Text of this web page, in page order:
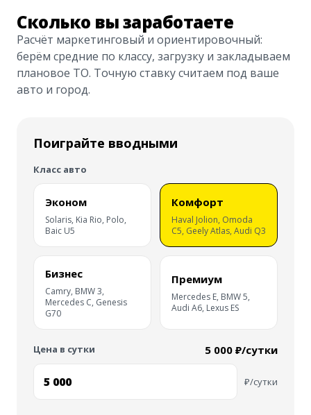
Сколько вы заработаете
Расчёт маркетинговый и ориентировочный:
берём средние по классу, загрузку и закладываем
плановое ТО. Точную ставку считаем под ваше
авто и город.
Поиграйте вводными
Класс авто
Эконом
Solaris, Kia Rio, Polo,
Baic U5
Комфорт
Haval Jolion, Omoda
C5, Geely Atlas, Audi Q3
Бизнес
Camry, BMW 3,
Mercedes C, Genesis
G70
Премиум
Mercedes E, BMW 5,
Audi A6, Lexus ES
Цена в сутки 5 000 ₽/сутки
₽/сутки